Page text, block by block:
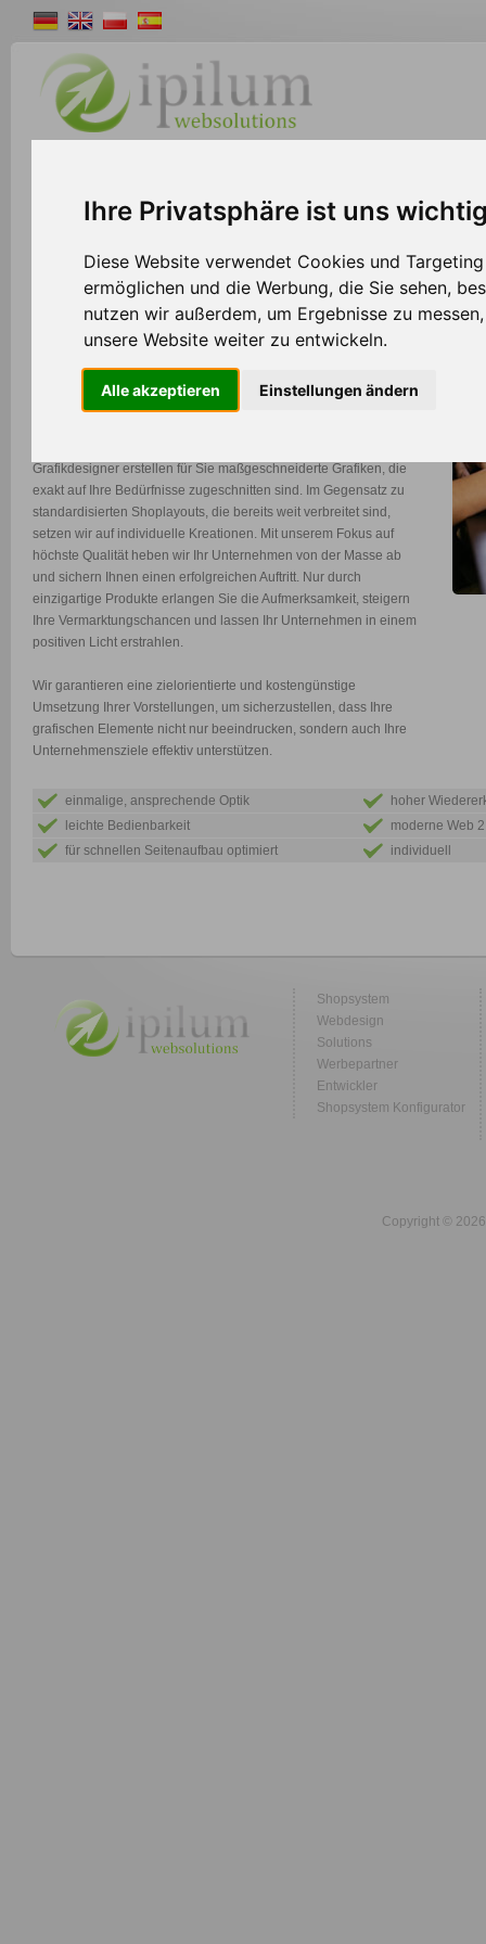
Ihre Privatsphäre ist uns
Diese Website verwendet Cookies und
ermöglichen und die Werbung, die Sie sehen,
nutzen wir außerdem, um Ergebnisse zu
unsere Website weiter zu entwickeln.
Alle akzeptieren Einstellungen ändern
>> Webdesign
Webdesign
Sie benötigen ein neues Firmenlogo, auffällige Werbebanner oder
sogar ein komplettes Webseitenlayout?
Grafikdesigner erstellen für Sie maßgeschneiderte Grafiken, die
exakt auf Ihre Bedürfnisse zugeschnitten sind. Im Gegensatz zu
standardisierten Shoplayouts, die bereits weit verbreitet sind,
setzen wir auf individuelle Kreationen. Mit unserem Fokus auf
höchste Qualität heben wir Ihr Unternehmen von der Masse ab
und sichern Ihnen einen erfolgreichen Auftritt. Nur durch
einzigartige Produkte erlangen Sie die Aufmerksamkeit, steigern
Ihre Vermarktungschancen und lassen Ihr Unternehmen in einem
positiven Licht erstrahlen.
Wir garantieren eine zielorientierte und kostengünstige
Umsetzung Ihrer Vorstellungen, um sicherzustellen, dass Ihre
grafischen Elemente nicht nur beeindrucken, sondern auch Ihre
Unternehmensziele effektiv unterstützen.
einmalige, ansprechende Optik
hoher
leichte Bedienbarkeit
moderne Web
für schnellen Seitenaufbau optimiert
individuell
Shopsystem
Webdesign
Solutions
Werbepartner
Entwickler
Shopsystem Konfigurator
Copyright ©